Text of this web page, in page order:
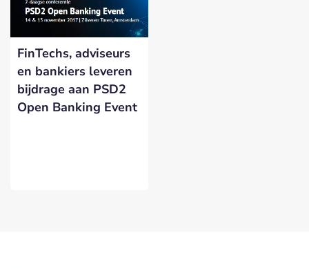
FinTechs, adviseurs
en bankiers leveren
bijdrage aan PSD2
Open Banking Event